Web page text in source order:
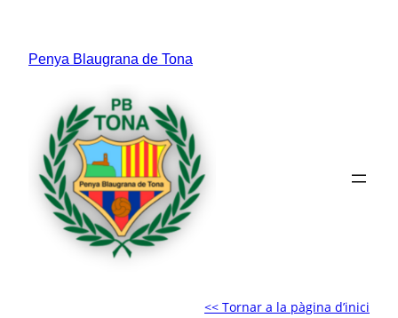
contingut
Penya Blaugrana de Tona
<< Tornar a la pàgina d’inici